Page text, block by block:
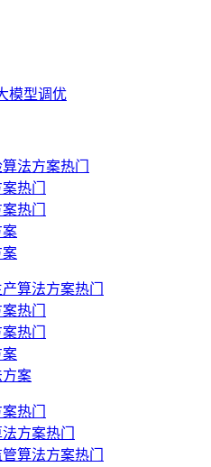
模型调优
法方案热门
热门
热门
案
算法方案热门
热门
热门
案
热门
方案热门
算法方案热门